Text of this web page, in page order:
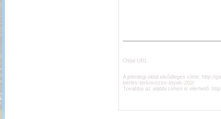
Oldal URL
A jelenlegi oldal elsődleges címe: http://
berles-terkovezes-etyek-202/
Továbbá az alábbi címen is elérhető: